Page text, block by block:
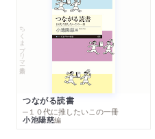
ちくまプリマー新書
つながる読書
─１０代に推したいこの一冊
小池陽慈編